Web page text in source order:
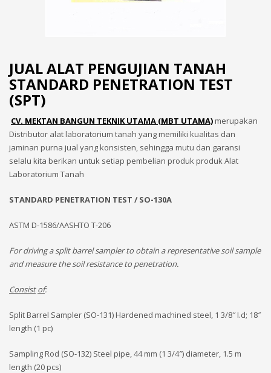
JUAL ALAT PENGUJIAN TANAH
STANDARD PENETRATION TEST
(SPT)
CV. MEKTAN BANGUN TEKNIK UTAMA (MBT UTAMA)merupakan
Distributor alat laboratorium tanah yang memiliki kualitas dan
jaminan purna jual yang konsisten, sehingga mutu dan garansi
selalu kita berikan untuk setiap pembelian produk produk Alat
Laboratorium Tanah
STANDARD PENETRATION TEST / SO-130A
ASTM D-1586/AASHTO T-206
For driving a split barrel sampler to obtain a representative soil sample
and measure the soil resistance to penetration.
Consist of:
Split Barrel Sampler (SO-131) Hardened machined steel, 1 3/8″ I.d; 18″
length (1 pc)
Sampling Rod (SO-132) Steel pipe, 44 mm (1 3/4″) diameter, 1.5 m
length (20 pcs)